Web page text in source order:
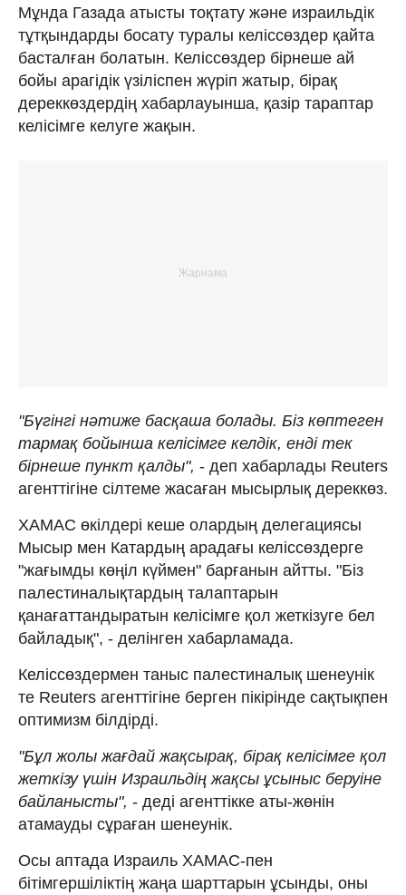
Мұнда Газада атысты тоқтату және израильдік
тұтқындарды босату туралы келіссөздер қайта
басталған болатын. Келіссөздер бірнеше ай
бойы арагідік үзіліспен жүріп жатыр, бірақ
дереккөздердің хабарлауынша, қазір тараптар
келісімге келуге жақын.
"Бүгінгі нәтиже басқаша болады. Біз көптеген
тармақ бойынша келісімге келдік, енді тек
бірнеше пункт қалды", - деп хабарлады Reuters
агенттігіне сілтеме жасаған мысырлық дереккөз.
ХАМАС өкілдері кеше олардың делегациясы
Мысыр мен Катардың арадағы келіссөздерге
"жағымды көңіл күймен" барғанын айтты. "Біз
палестиналықтардың талаптарын
қанағаттандыратын келісімге қол жеткізуге бел
байладық", - делінген хабарламада.
Келіссөздермен таныс палестиналық шенеунік
те Reuters агенттігіне берген пікірінде сақтықпен
оптимизм білдірді.
"Бұл жолы жағдай жақсырақ, бірақ келісімге қол
жеткізу үшін Израильдің жақсы ұсыныс беруіне
байланысты", - деді агенттікке аты-жөнін
атамауды сұраған шенеунік.
Осы аптада Израиль ХАМАС-пен
бітімгершіліктің жаңа шарттарын ұсынды, оны